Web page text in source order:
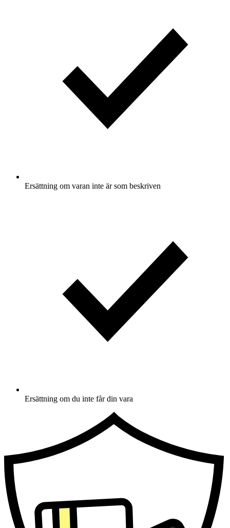
Ersättning om varan inte är som beskriven
Ersättning om du inte får din vara